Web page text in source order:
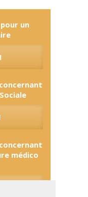
un
médico